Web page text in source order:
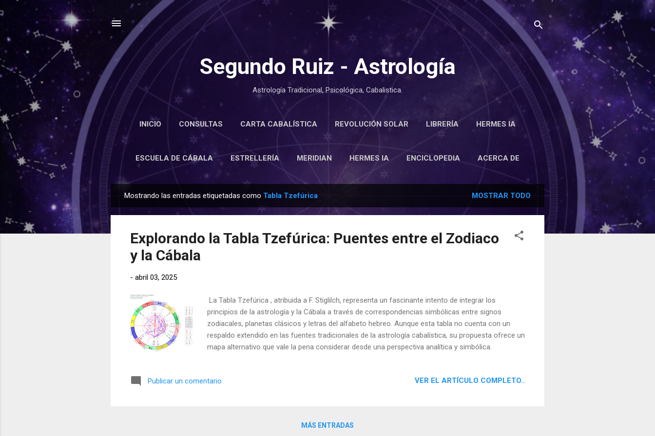
Ir al contenido principal
Segundo Ruiz - Astrología
Astrología Tradicional, Psicológica, Cabalistica.
INICIO CONSULTAS CARTA CABALÍSTICA REVOLUCIÓN SOLAR LIBRERÍA HERMES IA
ENCICLOPEDIA ESTRELLERÍA MERIDIAN MÁS…
ESCUELA DE CÁBALA
ESTRELLERÍA MERIDIAN HERMES IA ENCICLOPEDIA ACERCA DE
n
Mostrando las entradas etiquetadas como Tabla Tzefúrica MOSTRAR TODO
Explorando la Tabla Tzefúrica: Puentes entre el Zodiaco
y la Cábala
- abril 03, 2025
La Tabla Tzefúrica , atribuida a F. Stiglilch, representa un fascinante intento de integrar los
principios de la astrología y la Cábala a través de correspondencias simbólicas entre signos
zodiacales, planetas clásicos y letras del alfabeto hebreo. Aunque esta tabla no cuenta con un
respaldo extendido en las fuentes tradicionales de la astrología cabalística, su propuesta ofrece un
mapa alternativo que vale la pena considerar desde una perspectiva analítica y simbólica.
Publicar un comentario VER EL ARTÍCULO COMPLETO..
MÁS ENTRADAS